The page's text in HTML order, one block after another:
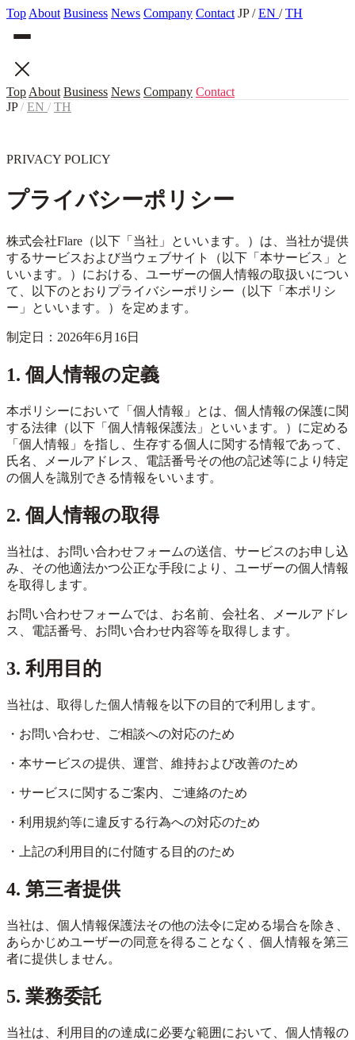
Top About Business News Company Contact JP / EN / TH
Top About Business News Company Contact
JP / EN / TH
PRIVACY POLICY
プライバシーポリシー
株式会社Flare（以下「当社」といいます。）は、当社が提供
するサービスおよび当ウェブサイト（以下「本サービス」と
いいます。）における、ユーザーの個人情報の取扱いについ
て、以下のとおりプライバシーポリシー（以下「本ポリシ
ー」といいます。）を定めます。
制定日：2026年6月16日
1. 個人情報の定義
本ポリシーにおいて「個人情報」とは、個人情報の保護に関
する法律（以下「個人情報保護法」といいます。）に定める
「個人情報」を指し、生存する個人に関する情報であって、
氏名、メールアドレス、電話番号その他の記述等により特定
の個人を識別できる情報をいいます。
2. 個人情報の取得
当社は、お問い合わせフォームの送信、サービスのお申し込
み、その他適法かつ公正な手段により、ユーザーの個人情報
を取得します。
お問い合わせフォームでは、お名前、会社名、メールアドレ
ス、電話番号、お問い合わせ内容等を取得します。
3. 利用目的
当社は、取得した個人情報を以下の目的で利用します。
・お問い合わせ、ご相談への対応のため
・本サービスの提供、運営、維持および改善のため
・サービスに関するご案内、ご連絡のため
・利用規約等に違反する行為への対応のため
・上記の利用目的に付随する目的のため
4. 第三者提供
当社は、個人情報保護法その他の法令に定める場合を除き、
あらかじめユーザーの同意を得ることなく、個人情報を第三
者に提供しません。
5. 業務委託
当社は、利用目的の達成に必要な範囲において、個人情報の